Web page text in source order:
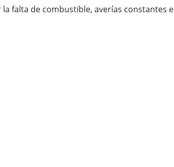
falta de combustible, averías constantes